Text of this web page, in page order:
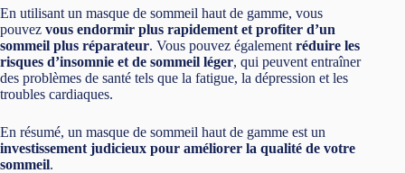
En utilisant un masque de sommeil haut de gamme, vous
pouvez vous endormir plus rapidement et profiter d’un
sommeil plus réparateur. Vous pouvez également réduire les
risques d’insomnie et de sommeil léger, qui peuvent entraîner
des problèmes de santé tels que la fatigue, la dépression et les
troubles cardiaques.
En résumé, un masque de sommeil haut de gamme est un
investissement judicieux pour améliorer la qualité de votre
sommeil.